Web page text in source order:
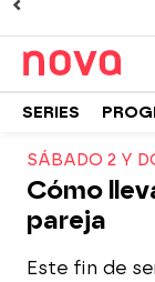
SERIES
SÁBADO 2 Y
Cómo
pareja
Este fin de